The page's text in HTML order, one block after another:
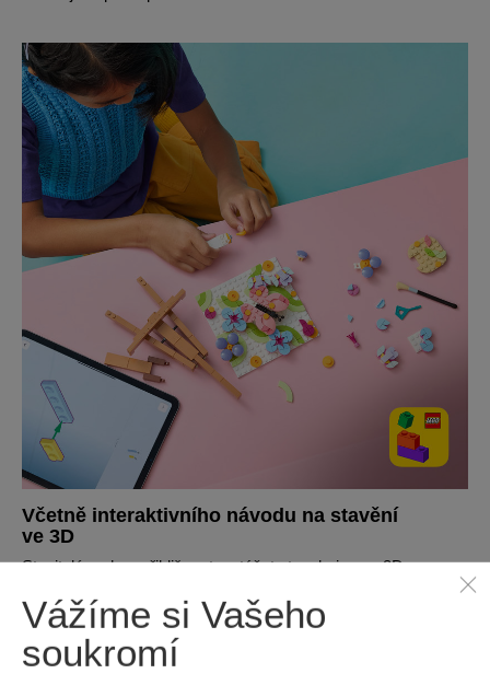
Včetně interaktivního návodu na stavění
ve 3D
Stavitelé mohou přibližovat a otáčet stavebnice ve 3D
LEGO® Builder.
Vážíme si Vašeho
soukromí